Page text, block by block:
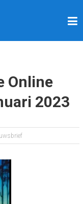
Online
2023